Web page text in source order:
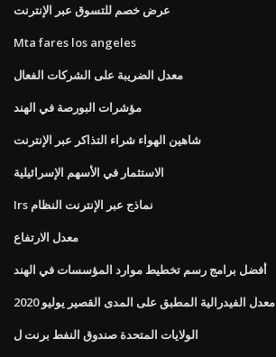
عرض خصم للتسوق عبر الإنترنت
Mta fares los angeles
معدل الضريبة على الشركات الفعال
مؤشرات البورصة في الهند
شاهين الهواء شراء التذاكر عبر الإنترنت
الاستثمار في الأسهم الإسرائيلية
Irs نماذج عبر الإنترنت النظام
معدل الارتفاع
أفضل برامج رسم تخطيط موارد المؤسسات في الهند
معدل الفيدرالية المطبق على المدى القصير يوليو 2020
الولايات المتحدة صندوق النفط برنت ل